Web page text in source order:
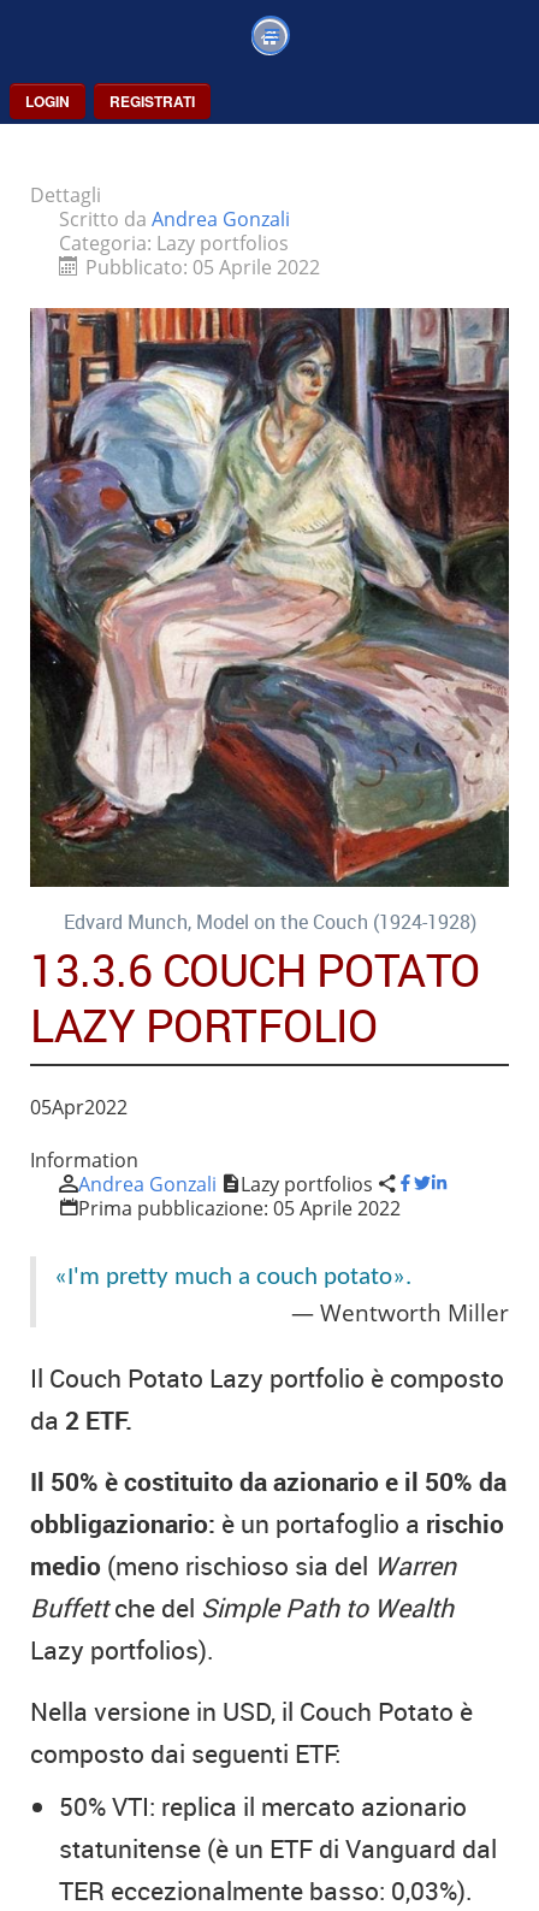
LOGIN REGISTRATI
Dettagli
Scritto da Andrea Gonzali
Categoria: Lazy portfolios
Pubblicato: 05 Aprile 2022
Edvard Munch, Model on the Couch (1924-1928)
13.3.6 COUCH POTATO
LAZY PORTFOLIO
05Apr2022
Information
Andrea Gonzali
Lazy portfolios
Prima pubblicazione: 05 Aprile 2022
«I'm pretty much a couch potato».
Wentworth Miller
Il Couch Potato Lazy portfolio è composto
da 2 ETF.
Il 50% è costituito da azionario e il 50% da
obbligazionario: è un portafoglio a rischio
medio (meno rischioso sia del Warren
Buffettche del Simple Path to Wealth
Lazy portfolios).
Nella versione in USD, il Couch Potato è
composto dai seguenti ETF:
50% VTI: replica il mercato azionario
statunitense (è un ETF di Vanguard dal
TER eccezionalmente basso: 0,03%).